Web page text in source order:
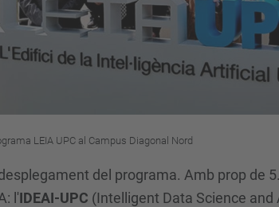
LEIA UPC al Campus Diagonal Nord
del programa. Amb prop de
l'IDEAI-UPC (Intelligent Data Science